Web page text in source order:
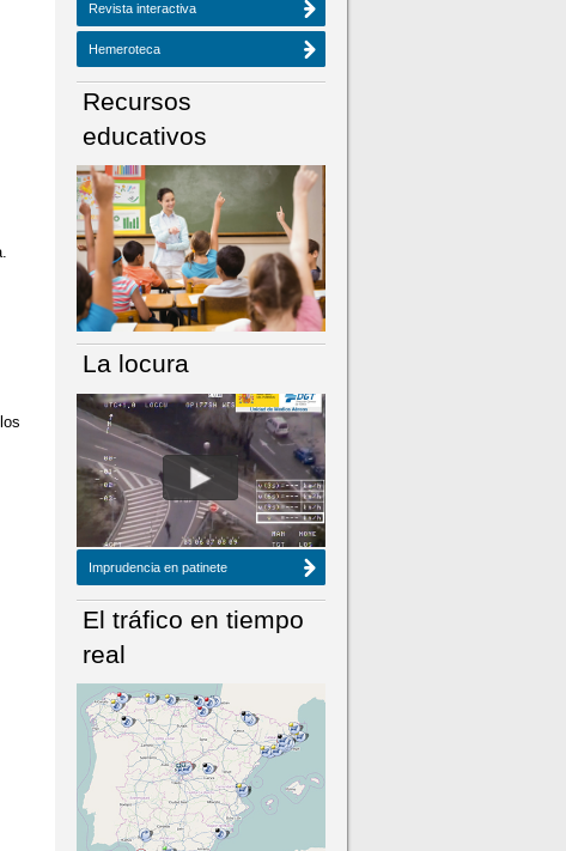
NÚMERO ACTUAL HEMEROTECA
Revista interactiva
Hemeroteca
Recursos
educativos
La locura
Imprudencia en patinete
El tráfico en tiempo
real